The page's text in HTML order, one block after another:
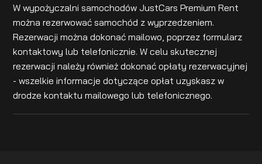
W wypożyczalni samochodów JustCars Premium Rent
można rezerwować samochód z wyprzedzeniem.
Rezerwacji można dokonać mailowo, poprzez formularz
kontaktowy lub telefonicznie. W celu skutecznej
rezerwacji należy również dokonać opłaty rezerwacyjnej
- wszelkie informacje dotyczące opłat uzyskasz w
drodze kontaktu mailowego lub telefonicznego.